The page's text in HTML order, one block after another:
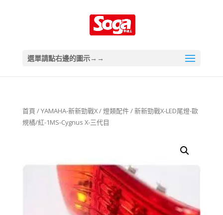
選單請點右邊的圖示→→
首頁 /YAMAHA-新新勁戰X/燈類配件/ 新新勁戰X-LED尾燈-歐
規橘/紅-1MS-Cygnus X-三代目